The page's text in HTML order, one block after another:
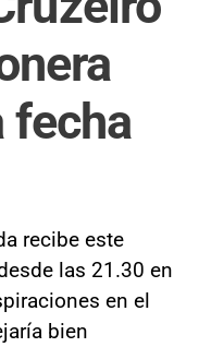
fecha
recibe este
las 21.30 en
en el
bien